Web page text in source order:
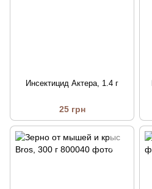
Инсектицид Актера, 1.4 г
25 грн